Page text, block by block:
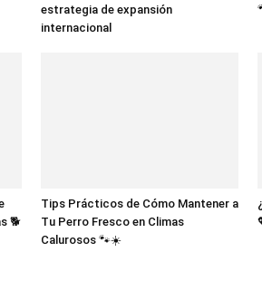
estrategia de expansión
internacional
🐕
Tips Prácticos de Cómo Mantener a
Tu Perro Fresco en Climas
Calurosos 🐾☀️